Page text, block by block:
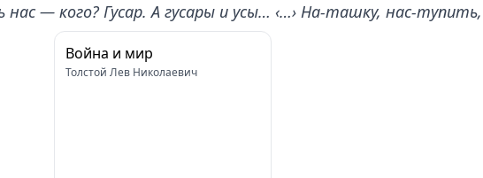
— кого? Гусар. А гусары и усы… ‹…› На-ташку, нас-
Война и мир
Толстой Лев Николаевич